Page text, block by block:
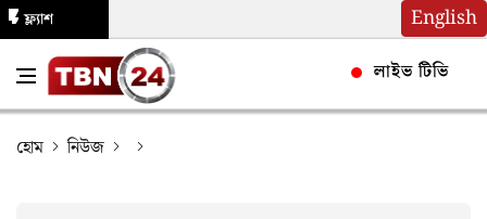
English
ফ্ল্যাশ
লাইভ টিভি
হোম নিউজ